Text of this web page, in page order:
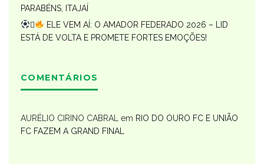
PARABÉNS, ITAJAÍ

ELE VEM AÍ: O AMADOR FEDERADO 2026 – LID
ESTÁ DE VOLTA E PROMETE FORTES EMOÇÕES!
COMENTÁRIOS
AURÉLIO CIRINO CABRAL em RIO DO OURO FC E UNIÃO
FC FAZEM A GRAND FINAL